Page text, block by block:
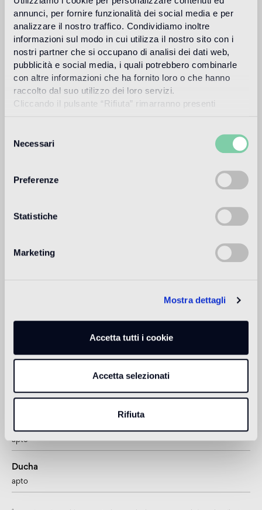
annunci, per fornire funzionalità dei social media e per
analizzare il nostro traffico. Condividiamo inoltre
informazioni sul modo in cui utilizza il nostro sito con i
nostri partner che si occupano di analisi dei dati web,
pubblicità e social media, i quali potrebbero combinarle
con altre informazioni che ha fornito loro o che hanno
raccolto dal suo utilizzo dei loro servizi.
Cliccando il pulsante “Rifiuta” rimarranno presenti
tecnici.
delNecessari
Preferenze
Statistiche
Marketing
Mostra dettagli
Accetta tutti i cookie
Accetta selezionati
Rifiuta
Download
Design
carlo dal bianco
monumental de edificios históricos. Desde el año 2001
colabora con Bisazza en el diseño de su sede corporativa y
Más información
Suelo de interior
apto1
apto
apto
Ducha
apto